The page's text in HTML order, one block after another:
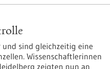
sind gleichzeitig eine
Wissenschaftlerinnen
zeigten nun an